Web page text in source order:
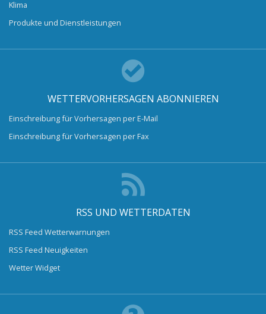
Klima
Produkte und Dienstleistungen
WETTERVORHERSAGEN ABONNIEREN
Einschreibung für Vorhersagen per E-Mail
Einschreibung für Vorhersagen per Fax
RSS UND WETTERDATEN
RSS Feed Wetterwarnungen
RSS Feed Neuigkeiten
Wetter Widget